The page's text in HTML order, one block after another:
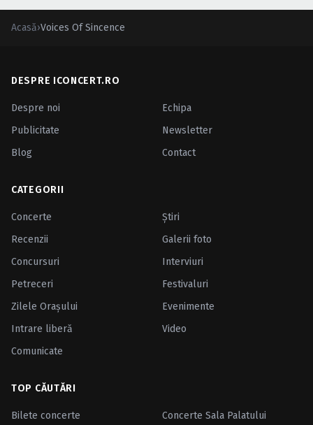
Acasă›Voices Of Sincence
DESPRE ICONCERT.RO
Despre noi
Echipa
Publicitate
Newsletter
Blog
Contact
CATEGORII
Concerte
Ştiri
Recenzii
Galerii foto
Concursuri
Interviuri
Petreceri
Festivaluri
Zilele Oraşului
Evenimente
Intrare liberă
Video
Comunicate
TOP CĂUTĂRI
Bilete concerte Concerte Sala Palatului